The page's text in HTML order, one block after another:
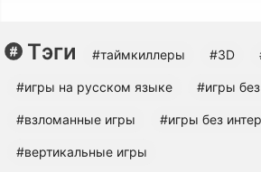
Тэги #таймкиллеры #3D
#игры на русском языке #игры
#взломанные игры #игры без
#вертикальные игры